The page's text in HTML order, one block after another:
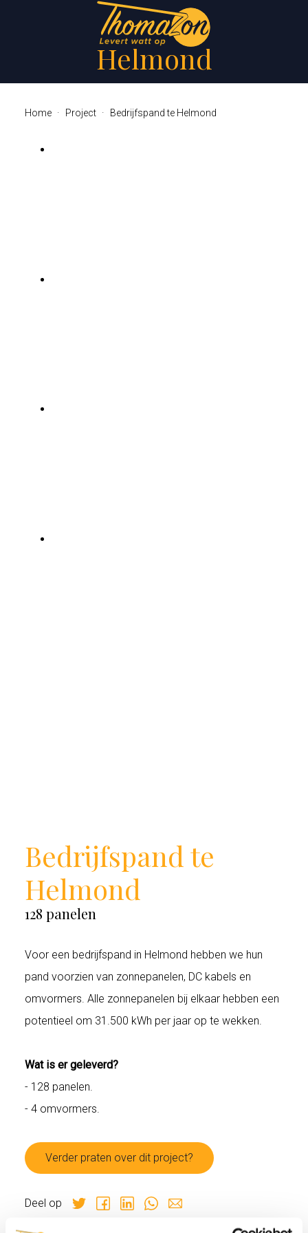
Bedrijfspand te
Helmond
Home Project Bedrijfspand te Helmond
Bedrijfspand te
Helmond
128 panelen
Voor een bedrijfspand in Helmond hebben we hun
pand voorzien van zonnepanelen, DC kabels en
omvormers. Alle zonnepanelen bij elkaar hebben een
potentieel om 31.500 kWh per jaar op te wekken.
Wat is er geleverd?
- 128 panelen.
- 4 omvormers.
Verder praten over dit project?
Deel op